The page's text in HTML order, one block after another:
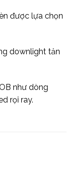
được lựa chọn
downlight tản
như dòng
rọi ray.